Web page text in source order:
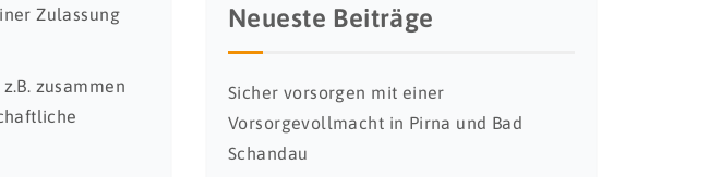
Zulassung
zusammen
Neueste Beiträge
Sicher vorsorgen mit einer
Vorsorgevollmacht in Pirna und Bad
Schandau